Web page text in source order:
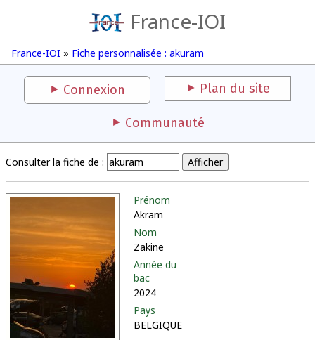
France-IOI
France-IOI » Fiche personnalisée : akuram
Connexion Plan du site
Communauté
Consulter la fiche de :
Prénom
Akram
Nom
Zakine
Année du
bac
2024
Pays
BELGIQUE